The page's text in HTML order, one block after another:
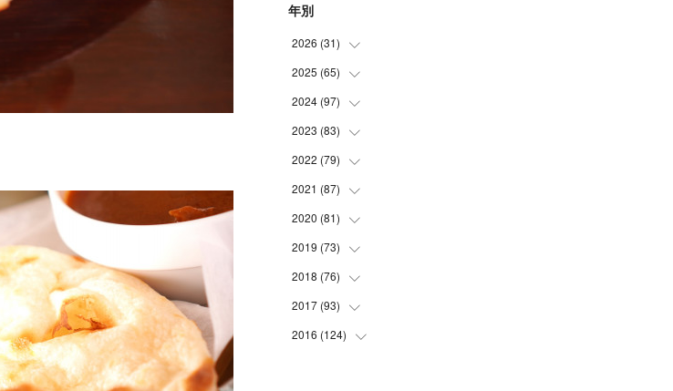
年別
2026 (31)
(4
(4
(5
(4
(5
(4
(5
2025 (65)
(5
(6
(6
(6
(5
(4
(5
(7
2024 (97)
(5
(7
(7
(8
(9
(8
(11
(8)
2023 (83)
(6
(7
(7
(9
(8
(7
(7)
2022 (79)
(4
(8
(10
)
(7
(8
(9)
2021 (87)
(12
)
(9
(11
)
(1
(6)
2020 (81)
(10
)
(11
)
(8
(7)
2019 (73)
(4
(6
(4)
2018 (76)
(9
(3)
2017 (93)
(7)
2016 (124)